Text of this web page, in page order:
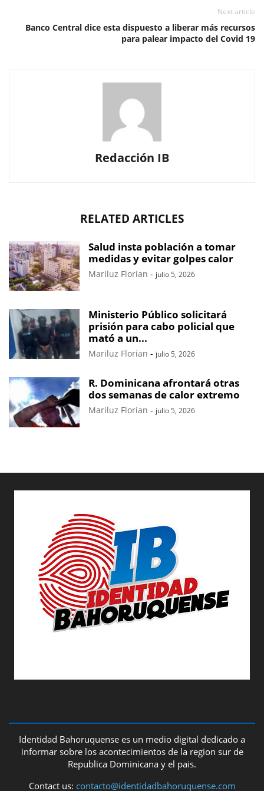
Next article
Banco Central dice esta dispuesto a liberar más recursos
para palear impacto del Covid 19
Redacción IB
RELATED ARTICLES
Salud insta población a tomar
medidas y evitar golpes calor
Mariluz Florian - julio 5, 2026
Ministerio Público solicitará
prisión para cabo policial que
mató a un...
Mariluz Florian - julio 5, 2026
R. Dominicana afrontará otras
dos semanas de calor extremo
Mariluz Florian - julio 5, 2026
Identidad Bahoruquense es un medio digital dedicado a
informar sobre los acontecimientos de la region sur de
Republica Dominicana y el pais.
Contact us: contacto@identidadbahoruquense.com